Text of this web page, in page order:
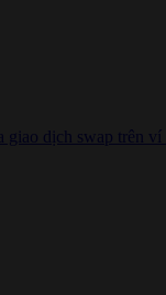
dịch swap trên ví